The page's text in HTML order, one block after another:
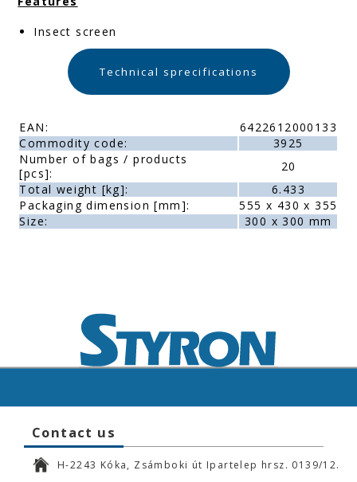
Insect screen
Technical sprecifications
EAN:
6422612000133
Commodity code:
3925
Number of bags / products
[pcs]:
20
Total weight [kg]:
6.433
Packaging dimension [mm]:
555 x 430 x 355
Size:
300 x 300 mm
Contact us
H-2243 Kóka, Zsámboki út Ipartelep hrsz. 0139/12.